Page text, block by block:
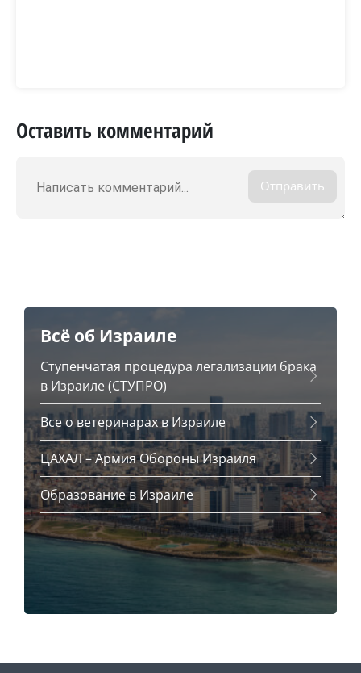
Оставить комментарий
Отправить
Всё об Израиле
Ступенчатая процедура легализации брака
в Израиле (СТУПРО)
Все о ветеринарах в Израиле
ЦАХАЛ – Армия Обороны Израиля
Образование в Израиле